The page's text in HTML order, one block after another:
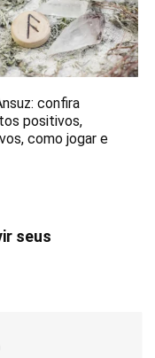
confira
positivos,
como jogar e
seus